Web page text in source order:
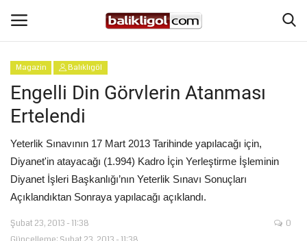
Giriş Yap
Anasayfa
Köşe Yazıları
Magazin
Şanlıurfa
Magazin Balıklıgöl
Engelli Din Görvlerin Atanması
Ertelendi
Yeterlik Sınavının 17 Mart 2013 Tarihinde yapılacağı için,
Diyanet'in atayacağı (1.994) Kadro İçin Yerleştirme İşleminin
Diyanet İşleri Başkanlığı’nın Yeterlik Sınavı Sonuçları
Açıklandıktan Sonraya yapılacağı açıklandı.
Şubat 23, 2013 - 11:38
0